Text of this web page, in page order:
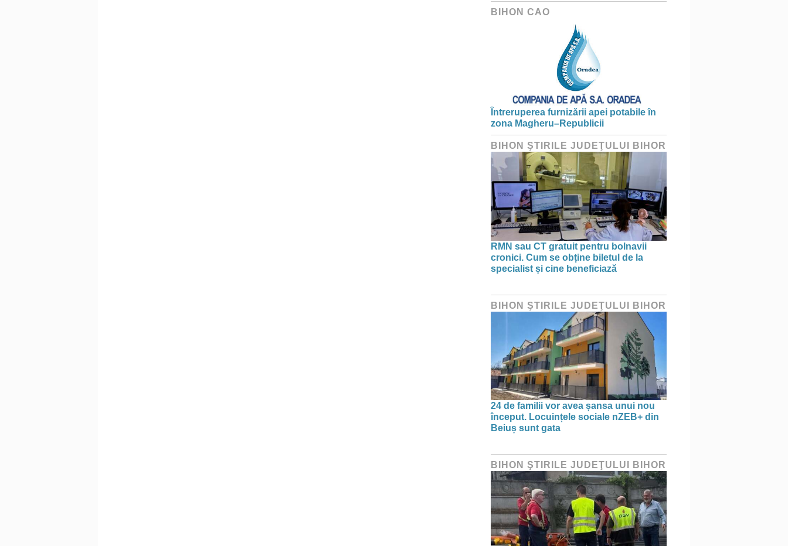
BIHON CAO
Întreruperea furnizării apei potabile în
zona Magheru–Republicii
BIHON ŞTIRILE JUDEŢULUI BIHOR
RMN sau CT gratuit pentru bolnavii
cronici. Cum se obține biletul de la
specialist și cine beneficiază
BIHON ŞTIRILE JUDEŢULUI BIHOR
24 de familii vor avea șansa unui nou
început. Locuințele sociale nZEB+ din
Beiuș sunt gata
BIHON ŞTIRILE JUDEŢULUI BIHOR